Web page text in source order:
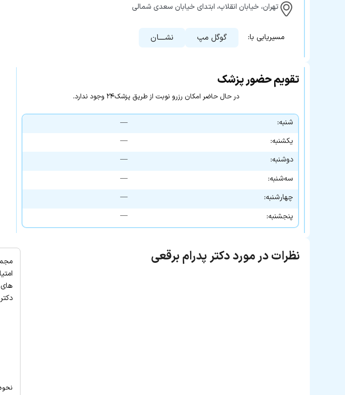
تهران، خیابان انقلاب، ابتدای خیابان سعدی شمالی
مسیریابی با: گوگل مپ نشــــان
تقویم حضور پزشک
در حال حاضر امکان رزرو نوبت از طریق پزشک۲۴ وجود ندارد.
شنبه:
—
یکشنبه:
—
دوشنبه:
—
سه‌شنبه:
—
چهارشنبه:
—
پنجشنبه:
—
نظرات در مورد دکتر پدرام برقعی
های